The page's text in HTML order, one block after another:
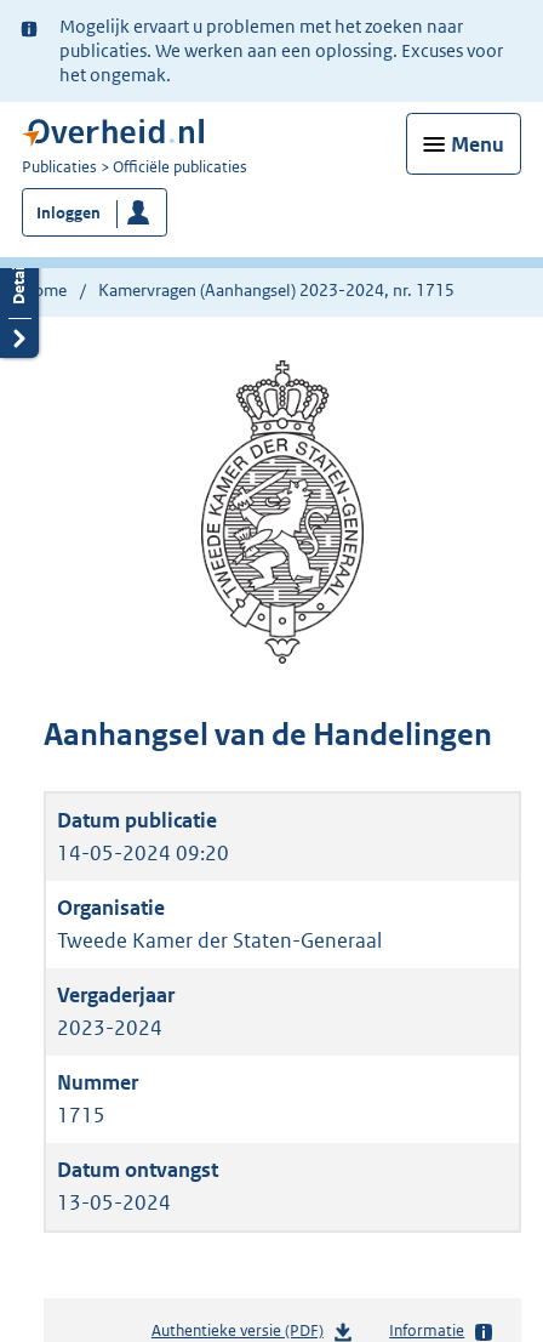
Ter
informatie:
Mogelijk ervaart u problemen met het zoeken naar
publicaties. We werken aan een oplossing. Excuses voor
het ongemak.
Menu
U
bent
nu
hier:
Publicaties Officiële publicaties
Inloggen
Home Kamervragen (Aanhangsel) 2023-2024, nr. 1715
Aanhangsel van de Handelingen
14-05-2024 09:20
Tweede Kamer der Staten-Generaal
2023-2024
1715
13-05-2024
Authentieke versie (PDF)b
Informatie